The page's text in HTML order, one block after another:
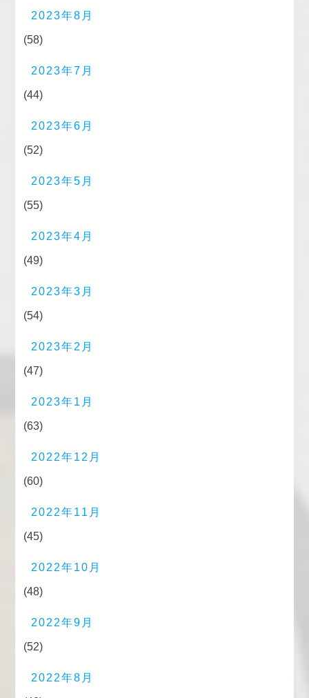
2023年8月
(58)
2023年7月
(44)
2023年6月
(52)
2023年5月
(55)
2023年4月
(49)
2023年3月
(54)
2023年2月
(47)
2023年1月
(63)
2022年12月
(60)
2022年11月
(45)
2022年10月
(48)
2022年9月
(52)
2022年8月